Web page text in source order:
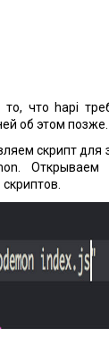
то, что hapi
об этом позже.
скрипт для
Открываем